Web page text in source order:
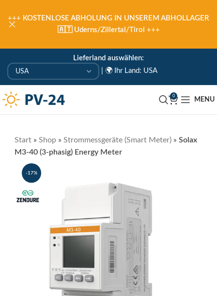
Lieferland auswählen:
🌍 Ihr Land: USA
0
MENU
Start » Shop » Strommessgeräte (Smart Meter) » Solax
M3-40 (3-phasig) Energy Meter
-17%
+++ KOSTENLOSE ABHOLUNG IN UNSEREM ABHOLLAGER
🇦🇹 Uderns/Zillertal/Tirol +++